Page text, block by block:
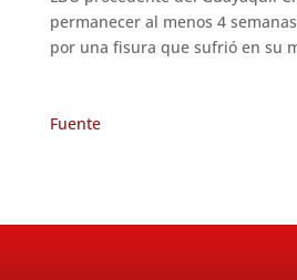
permanecer al menos 4
por una fisura que sufrió en su
Fuente